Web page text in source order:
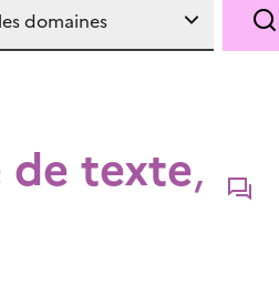
de texte,